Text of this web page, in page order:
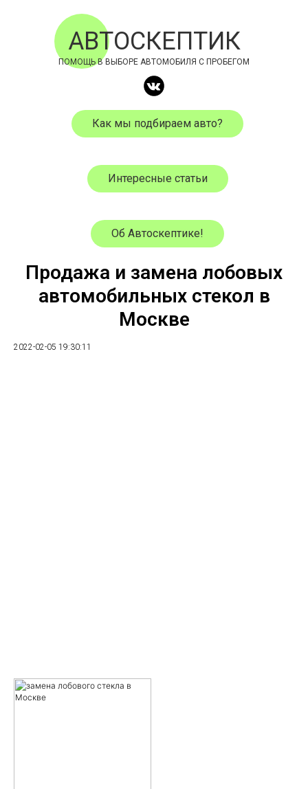
АВТОСКЕПТИК
ПОМОЩЬ В ВЫБОРЕ АВТОМОБИЛЯ С ПРОБЕГОМ
Как мы подбираем авто?
Интересные статьи
Об Автоскептике!
Продажа и замена лобовых
автомобильных стекол в
Москве
2022-02-05 19:30:11